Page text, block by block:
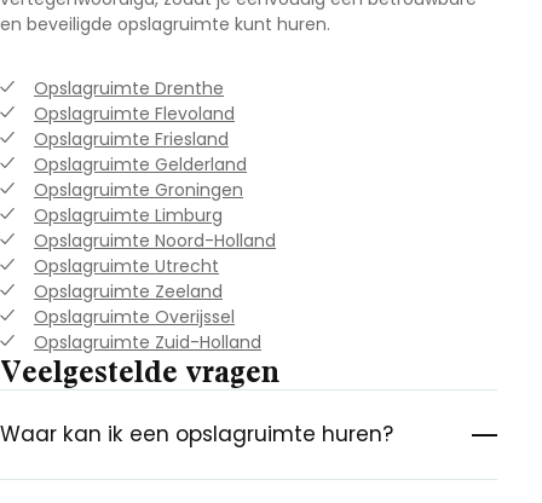
en beveiligde opslagruimte kunt huren.
Opslagruimte Drenthe
Opslagruimte Flevoland
Opslagruimte Friesland
Opslagruimte Gelderland
Opslagruimte Groningen
Opslagruimte Limburg
Opslagruimte Noord-Holland
Opslagruimte Utrecht
Opslagruimte Zeeland
Opslagruimte Overijssel
Opslagruimte Zuid-Holland
Veelgestelde vragen
Waar kan ik een opslagruimte huren?